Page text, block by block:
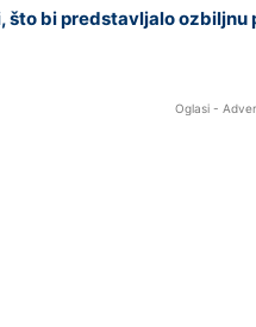
što bi predstavljalo
Oglasi -